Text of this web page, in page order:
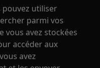
utiliser
parmi vos
vous avez stockées
accéder aux
avez